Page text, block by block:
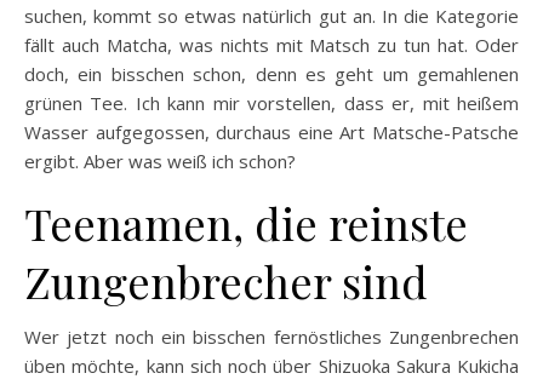
suchen, kommt so etwas natürlich gut an. In die Kategorie
fällt auch Matcha, was nichts mit Matsch zu tun hat. Oder
doch, ein bisschen schon, denn es geht um gemahlenen
grünen Tee. Ich kann mir vorstellen, dass er, mit heißem
Wasser aufgegossen, durchaus eine Art Matsche-Patsche
ergibt. Aber was weiß ich schon?
Teenamen, die reinste
Zungenbrecher sind
Wer jetzt noch ein bisschen fernöstliches Zungenbrechen
üben möchte, kann sich noch über Shizuoka Sakura Kukicha